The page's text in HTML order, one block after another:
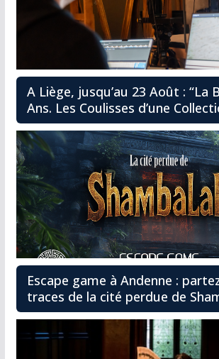
A Liège, jusqu’au 23 Août : “La
Ans. Les Coulisses d’une
Escape game à Andenne :
traces de la cité perdue de